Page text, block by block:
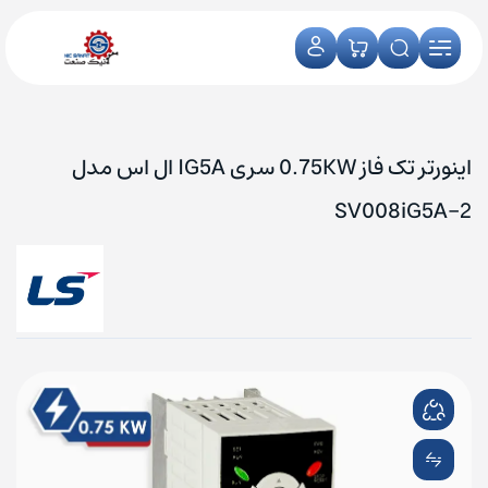
اینورتر تک فاز 0.75KW سری IG5A ال اس مدل
SV008iG5A-2